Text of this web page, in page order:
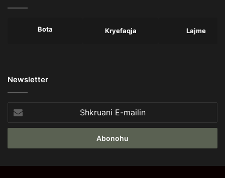
Bota Kryefaqja Lajme
Newsletter
E-
mailin